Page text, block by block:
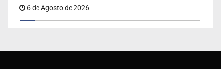
6 de Agosto de 2026